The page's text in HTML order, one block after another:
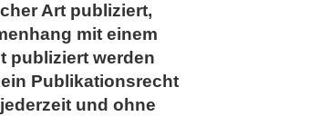
Art publiziert,
mit einem
publiziert werden
Publikationsrecht
und ohne